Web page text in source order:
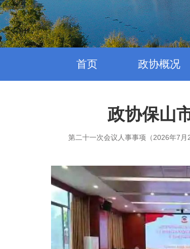
首页 政协概况
政协保山
第二十一次会议人事事项（2026年7